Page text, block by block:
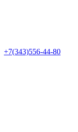
+7(343)556-44-80